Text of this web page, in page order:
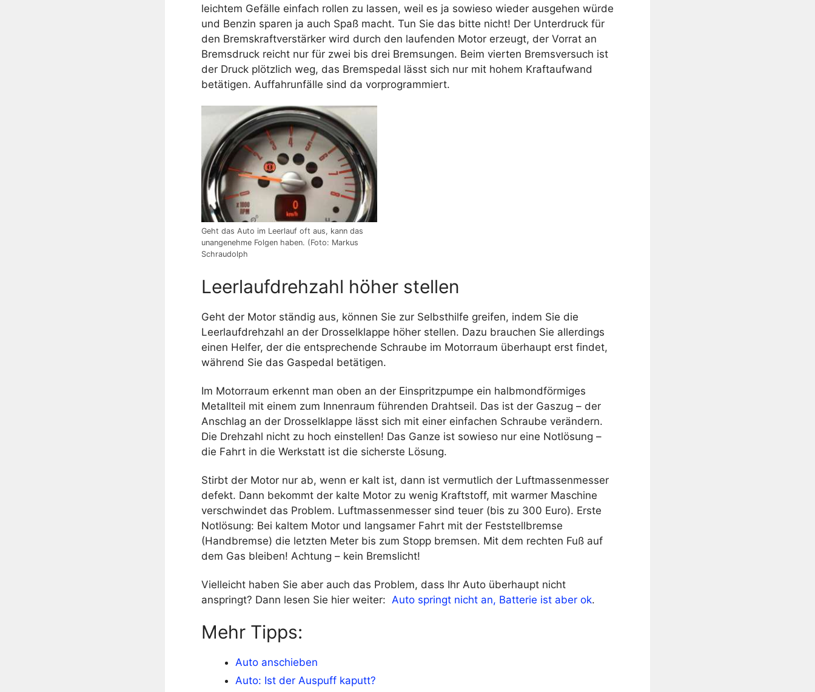
leichtem Gefälle einfach rollen zu lassen, weil es ja sowieso wieder ausgehen würde
und Benzin sparen ja auch Spaß macht. Tun Sie das bitte nicht! Der Unterdruck für
den Bremskraftverstärker wird durch den laufenden Motor erzeugt, der Vorrat an
Bremsdruck reicht nur für zwei bis drei Bremsungen. Beim vierten Bremsversuch ist
der Druck plötzlich weg, das Bremspedal lässt sich nur mit hohem Kraftaufwand
betätigen. Auffahrunfälle sind da vorprogrammiert.
Geht das Auto im Leerlauf oft aus, kann das
unangenehme Folgen haben. (Foto: Markus
Schraudolph
Leerlaufdrehzahl höher stellen
Geht der Motor ständig aus, können Sie zur Selbsthilfe greifen, indem Sie die
Leerlaufdrehzahl an der Drosselklappe höher stellen. Dazu brauchen Sie allerdings
einen Helfer, der die entsprechende Schraube im Motorraum überhaupt erst findet,
während Sie das Gaspedal betätigen.
Im Motorraum erkennt man oben an der Einspritzpumpe ein halbmondförmiges
Metallteil mit einem zum Innenraum führenden Drahtseil. Das ist der Gaszug – der
Anschlag an der Drosselklappe lässt sich mit einer einfachen Schraube verändern.
Die Drehzahl nicht zu hoch einstellen! Das Ganze ist sowieso nur eine Notlösung –
die Fahrt in die Werkstatt ist die sicherste Lösung.
Stirbt der Motor nur ab, wenn er kalt ist, dann ist vermutlich der Luftmassenmesser
defekt. Dann bekommt der kalte Motor zu wenig Kraftstoff, mit warmer Maschine
verschwindet das Problem. Luftmassenmesser sind teuer (bis zu 300 Euro). Erste
Notlösung: Bei kaltem Motor und langsamer Fahrt mit der Feststellbremse
(Handbremse) die letzten Meter bis zum Stopp bremsen. Mit dem rechten Fuß auf
dem Gas bleiben! Achtung – kein Bremslicht!
Vielleicht haben Sie aber auch das Problem, dass Ihr Auto überhaupt nicht
anspringt? Dann lesen Sie hier weiter: Auto springt nicht an, Batterie ist aber ok.
Mehr Tipps:
Auto anschieben
Auto: Ist der Auspuff kaputt?